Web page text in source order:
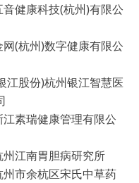
康科技(杭州)有限公
州)数字健康有限公
份)杭州银江智慧医
瑞健康管理有限公
南胃胆病研究所
余杭区宋氏中草药